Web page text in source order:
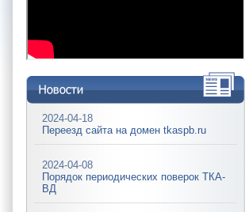
2024-04-18
Переезд сайта на домен tkaspb.ru
2024-04-08
Порядок периодических поверок ТКА-
ВД